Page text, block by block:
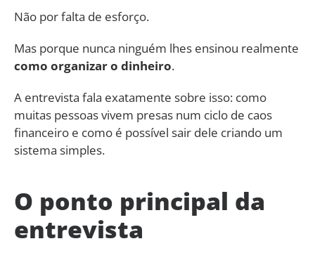
Não por falta de esforço.
Mas porque nunca ninguém lhes ensinou realmente
como organizar o dinheiro.
A entrevista fala exatamente sobre isso: como
muitas pessoas vivem presas num ciclo de caos
financeiro e como é possível sair dele criando um
sistema simples.
O ponto principal da
entrevista